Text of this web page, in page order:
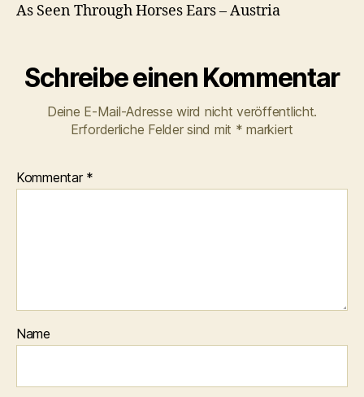
As Seen Through Horses Ears – Austria
Schreibe einen Kommentar
Deine E-Mail-Adresse wird nicht veröffentlicht.
Erforderliche Felder sind mit * markiert
Kommentar *
Name